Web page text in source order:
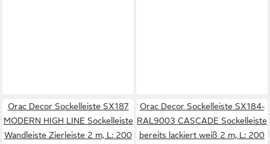
Orac Decor Sockelleiste SX187
MODERN HIGH LINE Sockelleiste
Wandleiste Zierleiste 2 m, L: 200
Orac Decor Sockelleiste SX184-
RAL9003 CASCADE Sockelleiste
bereits lackiert weiß 2 m, L: 200